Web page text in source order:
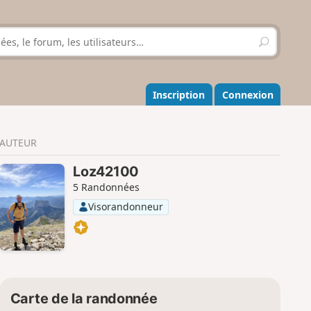
R
e
h
e
r
r
Inscription Connexion
AUTEUR
Loz42100
5 Randonnées
Visorandonneur
Carte de la randonnée